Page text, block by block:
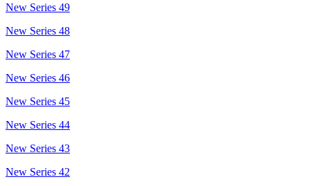
New Series 49
New Series 48
New Series 47
New Series 46
New Series 45
New Series 44
New Series 43
New Series 42